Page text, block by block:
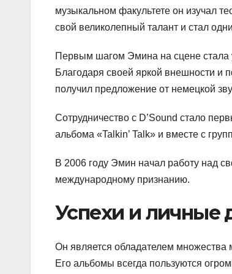
музыкальном факультете он изучал
свой великолепный талант и стал
Первым шагом Эмина на сцене стала
Благодаря своей яркой внешности и
получил предложение от немецкой
Сотрудничество с D’Sound стало
альбома «Talkin’ Talk» и вместе с
В 2006 году Эмин начал работу над
международному признанию.
Успехи и личные
Он является обладателем
Его альбомы всегда пользуются